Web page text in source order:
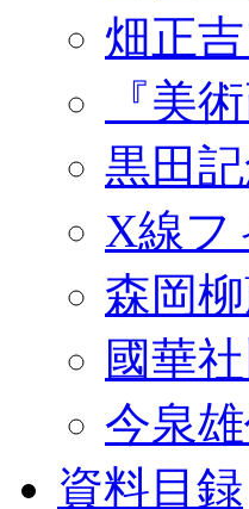
畑正
『美
黒田
X線フ
森岡
國華
今泉雄
資料目録